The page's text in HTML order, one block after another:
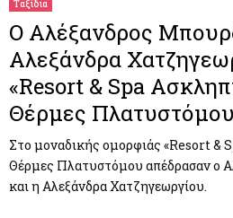
Ταξίδια
Ο Αλέξανδρος
Αλεξάνδρα
«Resort & Spa
Θέρμες
Στο μοναδικής ομορφιάς «Resort &
Θέρμες Πλατυστόμου απέδρασαν ο
και η Αλεξάνδρα Χατζηγεωργίου.